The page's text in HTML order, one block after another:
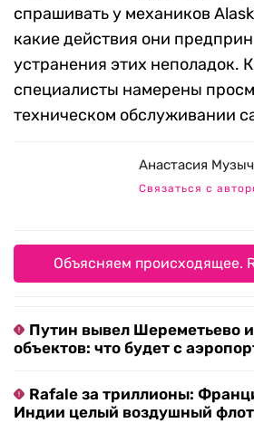
спрашивать у механиков
какие действия они
устранения этих неполадок.
специалисты намерены
техническом обслуживании
Анастасия
Связаться с
Объясняем происходящее.
Путин вывел Шереметьево
объектов: что будет с
Rafale за триллионы:
Индии целый воздушный флот